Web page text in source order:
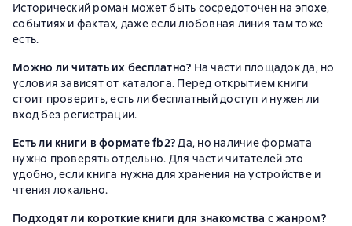
Исторический роман может быть сосредоточен на эпохе,
событиях и фактах, даже если любовная линия там тоже
есть.
Можно ли читать их бесплатно? На части площадок да, но
условия зависят от каталога. Перед открытием книги
стоит проверить, есть ли бесплатный доступ и нужен ли
вход без регистрации.
Есть ли книги в формате fb2?Да, но наличие формата
нужно проверять отдельно. Для части читателей это
удобно, если книга нужна для хранения на устройстве и
чтения локально.
Подходят ли короткие книги для знакомства с жанром?